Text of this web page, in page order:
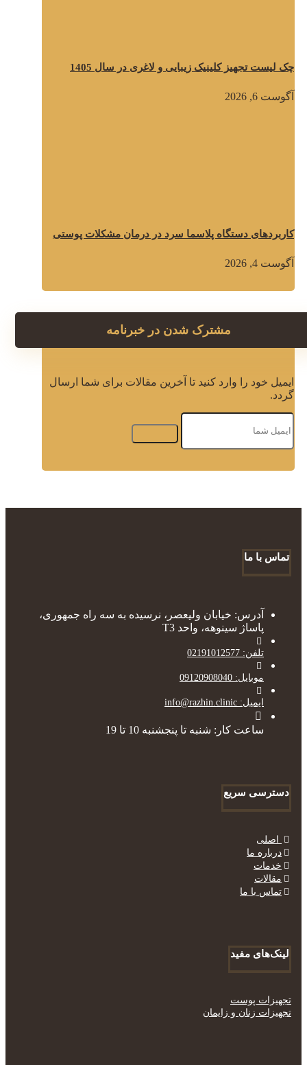
چک لیست تجهیز کلینیک زیبایی و لاغری در سال 1405
آگوست 6, 2026
کاربردهای دستگاه پلاسما سرد در درمان مشکلات پوستی
آگوست 4, 2026
مشترک شدن در خبرنامه
ایمیل خود را وارد کنید تا آخرین مقالات برای شما ارسال
گردد.
تماس با ما
آدرس: خیابان ولیعصر، نرسیده به سه راه جمهوری،
پاساژ سینوهه، واحد T3
تلفن: 02191012577
موبایل: 09120908040
ایمیل: info@razhin.clinic
ساعت کار: شنبه تا پنجشنبه 10 تا 19
دسترسی سریع
اصلی
درباره ما
خدمات
مقالات
تماس با ما
لینک‌های مفید
تجهیزات پوست
تجهیزات زنان و زایمان